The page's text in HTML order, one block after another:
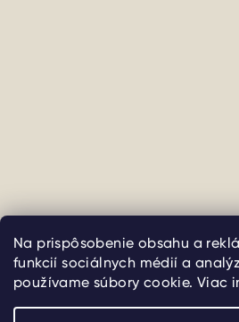
Na prispôsobenie obsahu a
funkcií sociálnych médií a
používame súbory cookie. Viac
Sledovať na Instagrame
Copyright 2026uliate. Všetky